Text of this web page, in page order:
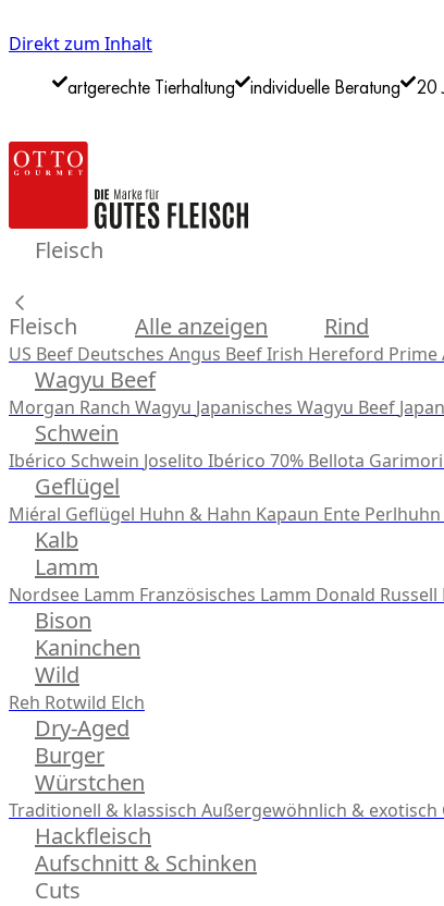
Direkt zum Inhalt
artgerechte Tierhaltung individuelle Beratung 20
Fleisch
Fleisch Alle anzeigen Rind
US Beef Deutsches Angus BeefIrish Hereford Prime
Wagyu Beef
Morgan Ranch Wagyu Japanisches Wagyu Beef
Schwein
Ibérico Schwein Joselito Ibérico 70% Bellota
Geflügel
Miéral Geflügel Huhn & Hahn Kapaun Ente Perlhuhn
Kalb
Lamm
Nordsee Lamm Französisches Lamm Donald Russell
Bison
Kaninchen
Wild
Reh Rotwild Elch
Dry-Aged
Burger
Würstchen
Traditionell & klassisch Außergewöhnlich & exotisch
Hackfleisch
Aufschnitt & Schinken
Cuts